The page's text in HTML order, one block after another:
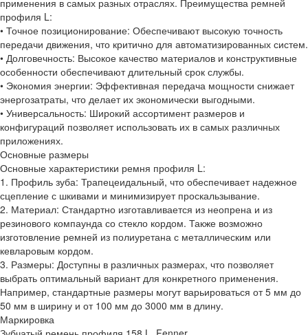
применения в самых разных отраслях. Преимущества ремней
профиля L:
• Точное позиционирование: Обеспечивают высокую точность
передачи движения, что критично для автоматизированных систем.
• Долговечность: Высокое качество материалов и конструктивные
особенности обеспечивают длительный срок службы.
• Экономия энергии: Эффективная передача мощности снижает
энергозатраты, что делает их экономически выгодными.
• Универсальность: Широкий ассортимент размеров и
конфигураций позволяет использовать их в самых различных
приложениях.
Основные размеры
Основные характеристики ремня профиля L:
1. Профиль зуба: Трапецеидальный, что обеспечивает надежное
сцепление с шкивами и минимизирует проскальзывание.
2. Материал: Стандартно изготавливается из неопрена и из
резинового компаунда со стекло кордом. Также возможно
изготовление ремней из полиуретана с металлическим или
кевларовым кордом.
3. Размеры: Доступны в различных размерах, что позволяет
выбрать оптимальный вариант для конкретного применения.
Например, стандартные размеры могут варьироваться от 5 мм до
50 мм в ширину и от 100 мм до 3000 мм в длину.
Маркировка